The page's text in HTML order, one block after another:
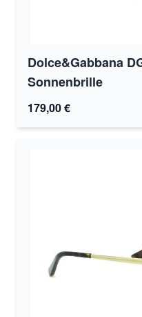
Dolce&Gabbana
Sonnenbrille
179,00 €